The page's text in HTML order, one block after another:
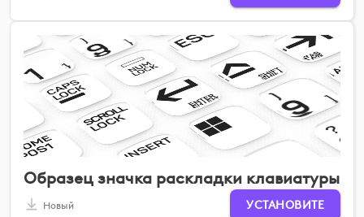
Образец значка раскладки клавиатуры
Новый УСТАНОВИТЕ